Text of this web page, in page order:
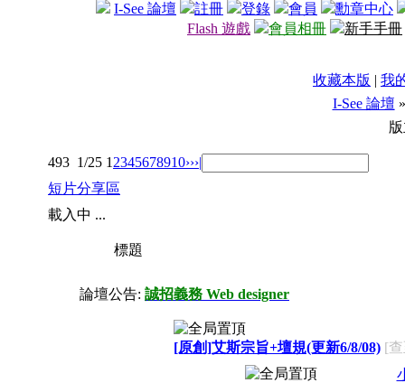
I-See 論壇 註冊 登錄 會員
勳章中心
Flash 遊戲
會員相冊 新手手冊
收藏本版 | 我
I-See 論壇
493 1/25 1 2345678910›››|
短片分享區
載入中 ...
標題
論壇公告: 誠招義務 Web designer
[原創]艾斯宗旨+壇規(更新6/8/08) [